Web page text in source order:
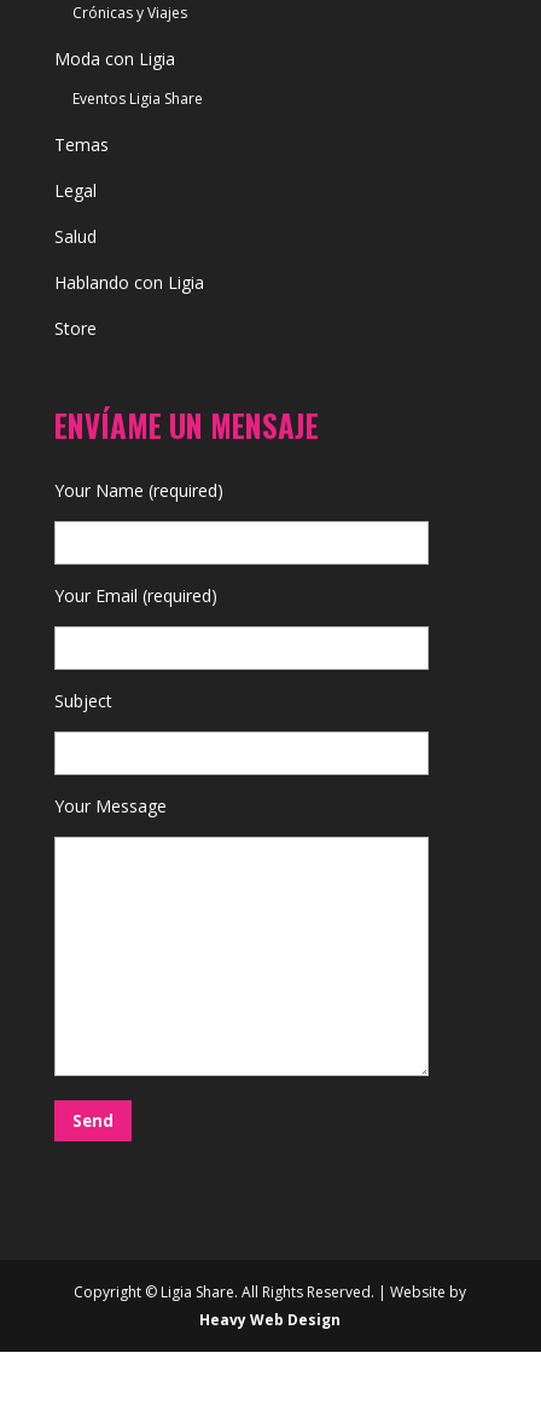
Crónicas y Viajes
Moda con Ligia
Eventos Ligia Share
Temas
Legal
Salud
Hablando con Ligia
Store
ENVÍAME UN MENSAJE
Your Name (required)
Your Email (required)
Subject
Your Message
Copyright © Ligia Share. All Rights Reserved. | Website by
Heavy Web Design